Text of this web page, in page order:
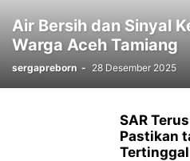
SUMATERA UTARA SUMEDANG
TANGERANG TASIKMALAYA
TRAVEL TULUNG AGUNG
Air Bersih dan Sinyal
Warga Aceh Tamiang
sergapreborn - 28 Desember 2025
SAR
Pastikan
Tertinggal